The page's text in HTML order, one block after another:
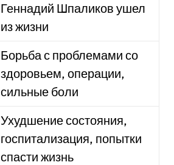
Геннадий Шпаликов ушел
из жизни
Борьба с проблемами со
здоровьем, операции,
сильные боли
Ухудшение состояния,
госпитализация, попытки
спасти жизнь